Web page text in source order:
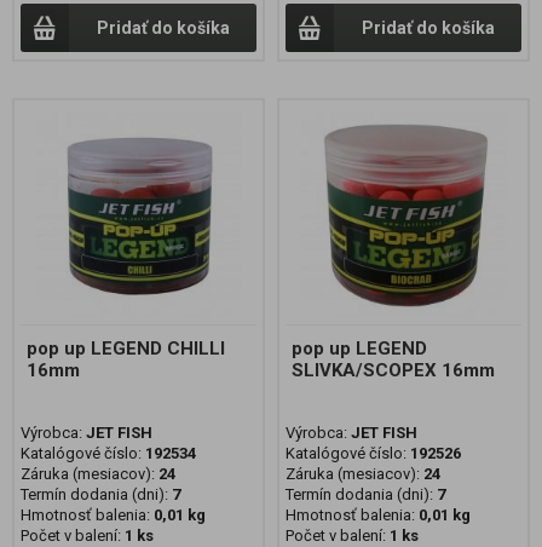
Pridať do košíka Pridať do košíka
pop up LEGEND CHILLI
16mm
Výrobca: JET FISH
Katalógové číslo: 192534
Záruka (mesiacov): 24
Termín dodania (dni): 7
Hmotnosť balenia: 0,01 kg
Počet v balení: 1 ks
pop up LEGEND
SLIVKA/SCOPEX 16mm
Výrobca: JET FISH
Katalógové číslo: 192526
Záruka (mesiacov): 24
Termín dodania (dni): 7
Hmotnosť balenia: 0,01 kg
Počet v balení: 1 ks